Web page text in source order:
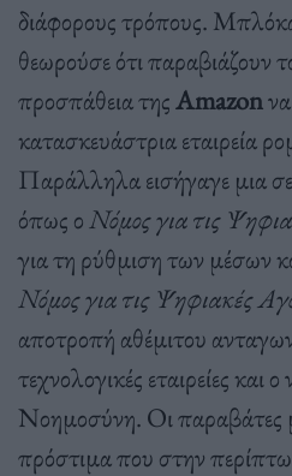
διάφορους τρόπους.
θεωρούσε ότι παραβιάζουν
προσπάθεια τηςAmazon
κατασκευάστρια εταιρεία
Παράλληλα εισήγαγε μια
όπως οΝόμος για τις
για τη ρύθμιση των μέσων
Νόμος για τις Ψηφιακές
αποτροπή αθέμιτου
τεχνολογικές εταιρείες και
Νοημοσύνη. Οι παραβάτες
πρόστιμα που στην